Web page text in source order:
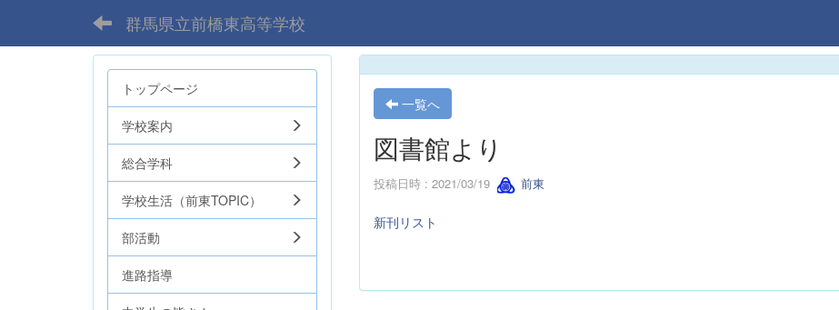
群馬県立前橋東高等学校
一覧へ
図書館より
投稿日時 : 2021/03/19 前東
新刊リスト
トップページ
学校案内
総合学科
学校生活（前東TOPIC）
部活動
進路指導